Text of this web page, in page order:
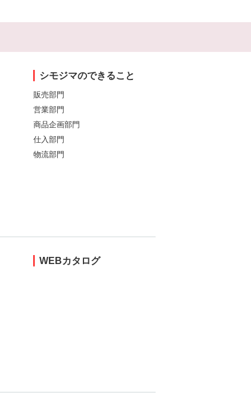
シモジマのできること
販売部門
営業部門
商品企画部門
仕入部門
物流部門
WEBカタログ